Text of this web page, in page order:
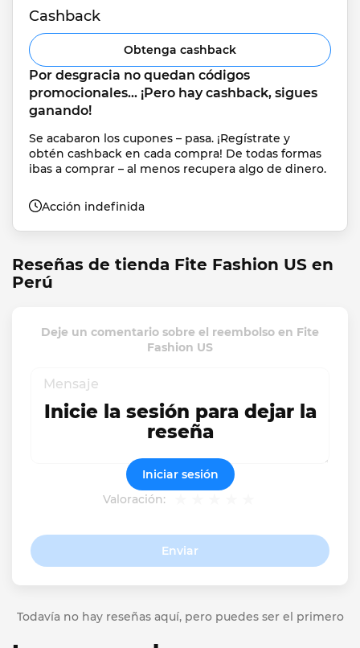
Cashback
Obtenga cashback
Por desgracia no quedan códigos
promocionales... ¡Pero hay cashback, sigues
ganando!
Se acabaron los cupones – pasa. ¡Regístrate y
obtén cashback en cada compra! De todas formas
ibas a comprar – al menos recupera algo de dinero.
Acción indefinida
Reseñas de tienda Fite Fashion US en
Perú
Deje un comentario sobre el reembolso en Fite
Fashion US
Valoración:
Enviar
Inicie la sesión para dejar la
reseña
Iniciar sesión
Todavía no hay reseñas aquí, pero puedes ser el primero